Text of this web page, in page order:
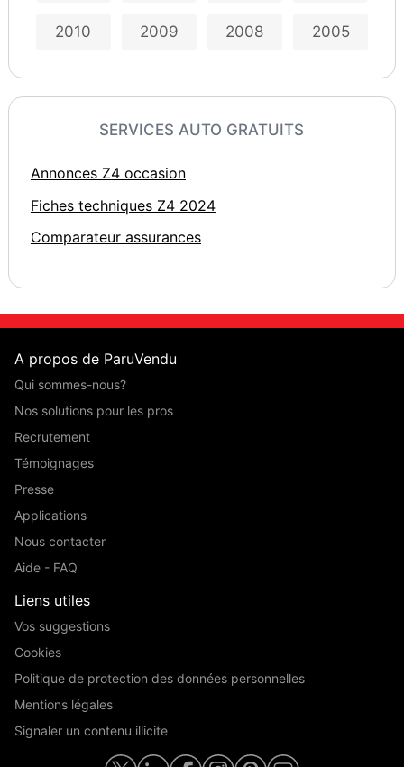
2010 2009 2008 2005
SERVICES AUTO GRATUITS
Annonces Z4 occasion
Fiches techniques Z4 2024
Comparateur assurances
A propos de ParuVendu
Qui sommes-nous?
Nos solutions pour les pros
Recrutement
Témoignages
Presse
Applications
Nous contacter
Aide - FAQ
Liens utiles
Vos suggestions
Cookies
Politique de protection des données personnelles
Mentions légales
Signaler un contenu illicite